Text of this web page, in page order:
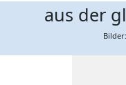
aus der
Bilder: